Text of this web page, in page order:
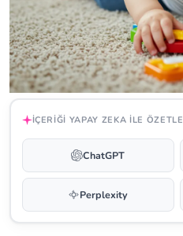
İÇERIĞI YAPAY ZEKA ILE ÖZETLE
ChatGPT
Perplexity